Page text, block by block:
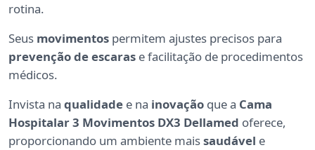
rotina.
Seus movimentos permitem ajustes precisos para
prevenção de escaras e facilitação de procedimentos
médicos.
Invista na qualidade e na inovação que a Cama
Hospitalar 3 Movimentos DX3 Dellamed oferece,
proporcionando um ambiente maissaudável e